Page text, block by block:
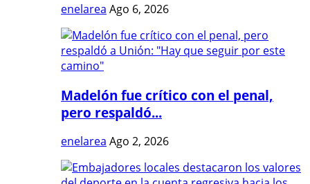
enelarea Ago 6, 2026
Madelón fue crítico con el penal,
pero respaldó...
enelarea Ago 2, 2026